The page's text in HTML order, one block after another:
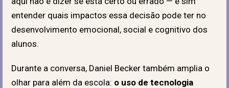
entender quais impactos essa decisão pode ter no
desenvolvimento emocional, social e cognitivo dos
alunos.
Durante a conversa, Daniel Becker também amplia o
olhar para além da escola: o uso de tecnologia